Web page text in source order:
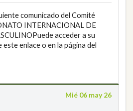
comunicado del Comité
INTERNACIONAL DE
acceder a su
enlace o en la página del
Mié 06 may 26